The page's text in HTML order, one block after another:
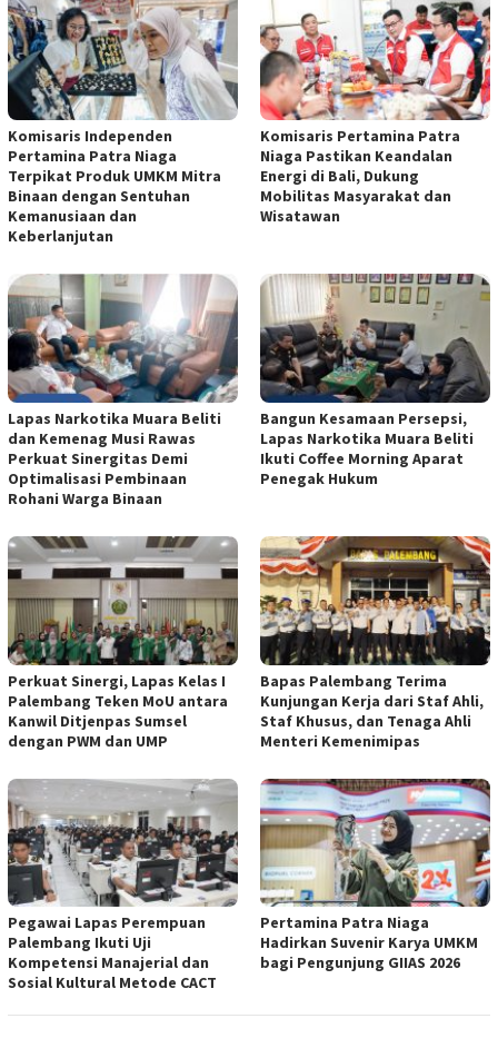
Komisaris Independen
Pertamina Patra Niaga
Terpikat Produk UMKM Mitra
Binaan dengan Sentuhan
Kemanusiaan dan
Keberlanjutan
Komisaris Pertamina Patra
Niaga Pastikan Keandalan
Energi di Bali, Dukung
Mobilitas Masyarakat dan
Wisatawan
Lapas Narkotika Muara Beliti
dan Kemenag Musi Rawas
Perkuat Sinergitas Demi
Optimalisasi Pembinaan
Rohani Warga Binaan
Bangun Kesamaan Persepsi,
Lapas Narkotika Muara Beliti
Ikuti Coffee Morning Aparat
Penegak Hukum
Perkuat Sinergi, Lapas Kelas I
Palembang Teken MoU antara
Kanwil Ditjenpas Sumsel
dengan PWM dan UMP
Bapas Palembang Terima
Kunjungan Kerja dari Staf Ahli,
Staf Khusus, dan Tenaga Ahli
Menteri Kemenimipas
Pegawai Lapas Perempuan
Palembang Ikuti Uji
Kompetensi Manajerial dan
Sosial Kultural Metode CACT
Pertamina Patra Niaga
Hadirkan Suvenir Karya UMKM
bagi Pengunjung GIIAS 2026